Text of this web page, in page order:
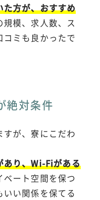
た方が、おすすめ
模、求人数、ス
ミも良かったで
絶対条件
が、寮にこだわ
あり、Wi-Fiがある
ベート空間を保つ
い関係を保てる